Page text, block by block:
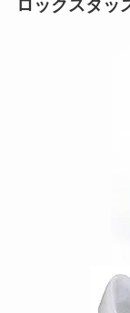
ロックスタッ